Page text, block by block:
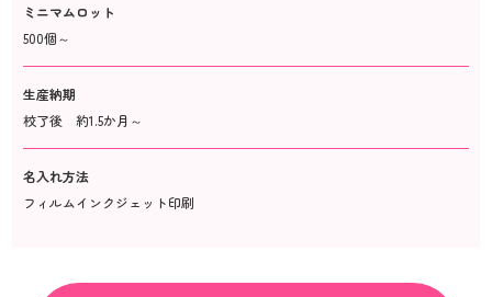
ミニマムロット
500個～
生産納期
校了後 約1.5か月～
名入れ方法
フィルムインクジェット印刷